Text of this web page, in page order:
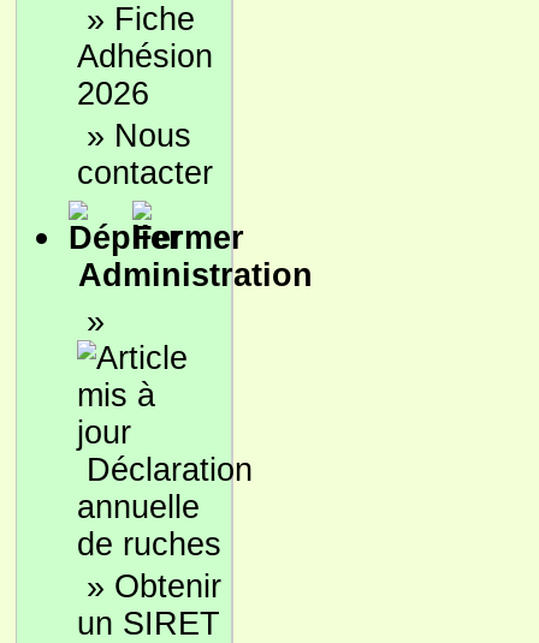
» Fiche
Adhésion
2026
» Nous
contacter
Administration
»
Déclaration
annuelle
de ruches
» Obtenir
un SIRET